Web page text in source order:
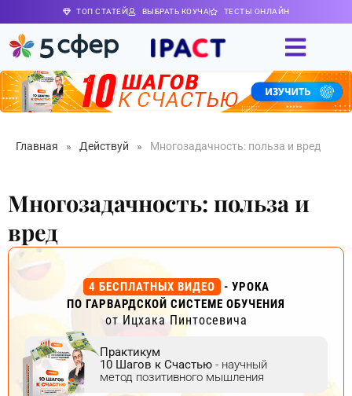
ТОП СТАТЕЙ ВЫБРАТЬ КОУЧА ТЕСТЫ ОНЛАЙН
Главная » Действуй » Многозадачность: польза и вред
Многозадачность: польза и
вред
4 БЕСПЛАТНЫХ ВИДЕО
- УРОКА
ПО ГАРВАРДСКОЙ СИСТЕМЕ ОБУЧЕНИЯ
от Ицхака Пинтосевича
Практикум
10 Шагов к Счастью - научный
метод позитивного мышления